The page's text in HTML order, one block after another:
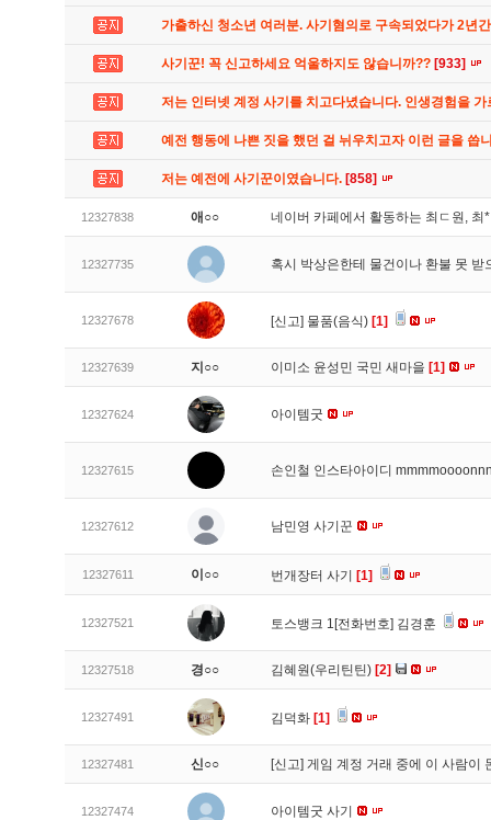
가출하신 청소년 여러분. 사기혐의로 구속되었다가 2년
사기꾼! 꼭 신고하세요 억울하지도 않습니까?? [933]
저는 인터넷 계정 사기를 치고다녔습니다. 인생경험을
예전 행동에 나쁜 짓을 했던 걸 뉘우치고자 이런 글을 씁
저는 예전에 사기꾼이였습니다. [858]
12327838 애○○ 네이버 카페에서 활동하는 최ㄷ원,
12327735 혹시 박상은한테 물건이나 환불 못 받
12327678 [신고] 물품(음식) [1]
12327639 지○○ 이미소 윤성민 국민 새마을 [1]
12327624 아이템굿
12327615 손인철 인스타아이디
12327612 남민영 사기꾼
12327611 이○○ 번개장터 사기 [1]
12327521 토스뱅크 1[전화번호] 김경훈
12327518 경○○ 김혜원(우리틴틴) [2]
12327491 김덕화 [1]
12327481 신○○ [신고] 게임 계정 거래 중에 이 사람이
12327474 아이템굿 사기